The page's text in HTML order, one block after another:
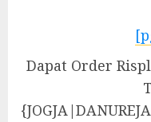
Dapat Order